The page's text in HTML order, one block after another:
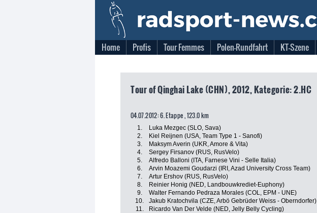
Home Profis Tour Femmes Polen-Rundfahrt KT-Szene
Tour of Qinghai Lake (CHN), 2012, Kategorie: 2.HC
04.07.2012: 6. Etappe , 123.0 km
1. Luka Mezgec (SLO, Sava)
2.
Kiel Reijnen (USA, Team Type 1 - Sanofi)
3.
Maksym Averin (UKR, Amore & Vita)
4.
Sergey Firsanov (RUS, RusVelo)
5.
Alfredo Balloni (ITA, Farnese Vini - Selle Italia)
6.
Arvin Moazemi Goudarzi (IRI, Azad University Cross Team)
7.
Artur Ershov (RUS, RusVelo)
8.
Reinier Honig (NED, Landbouwkrediet-Euphony)
9.
Walter Fernando Pedraza Morales (COL, EPM - UNE)
10.
Jakub Kratochvila (CZE, Arbö Gebrüder Weiss - Oberndorfer)
11.
Ricardo Van Der Velde (NED, Jelly Belly Cycling)